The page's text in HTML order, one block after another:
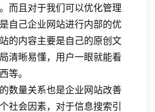
而且对于我们可以优化管理
自己企业网站进行内部的优
的内容主要是自己的原创文
清晰易懂，用户一眼就能看
等。
数量关系也是企业网站改善
社会因素，对于信息搜索引